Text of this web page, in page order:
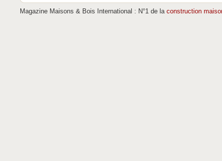
Magazine Maisons & Bois International : N°1 de la construction